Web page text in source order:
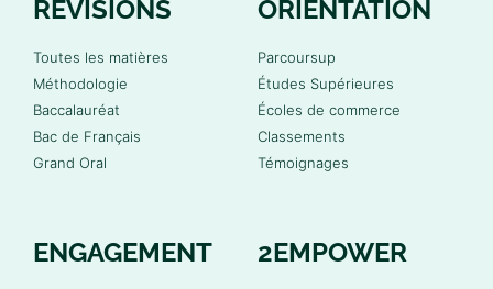
RÉVISIONS
Toutes les matières
Méthodologie
Baccalauréat
Bac de Français
Grand Oral
ORIENTATION
Parcoursup
Études Supérieures
Écoles de commerce
Classements
Témoignages
ENGAGEMENT 2EMPOWER